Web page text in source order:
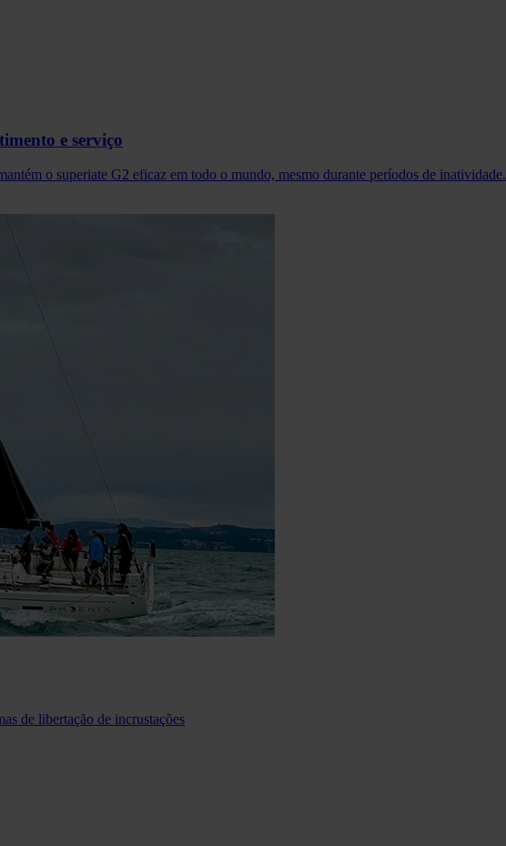
e serviço
o superiate G2 eficaz em todo o mundo, mesmo durante períodos de inatividade.
de libertação de incrustações